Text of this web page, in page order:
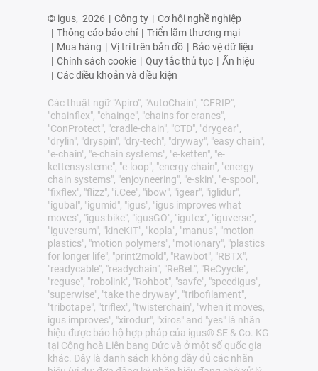
© igus, 2026 | Công ty | Cơ hội nghề nghiệp
| Thông cáo báo chí | Triển lãm thương mại
| Mua hàng | Vị trí trên bản đồ | Bảo vệ dữ liệu
| Chính sách cookie | Quy tắc thủ tục | Ấn hiệu
| Các điều khoản và điều kiện
Các thuật ngữ "Apiro", "AutoChain", "CFRIP",
"chainflex", "chainge", "chains for cranes",
"ConProtect", "cradle-chain", "CTD", "drygear",
"drylin", "dryspin", "dry-tech", "dryway", "easy chain",
"e-chain", "e-chain systems", "e-ketten", "e-
kettensysteme", "e-loop", "energy chain", "energy
chain systems", "enjoyneering", "e-skin", "e-spool",
"fixflex", "flizz", "i.Cee", "ibow", "igear", "iglidur",
"igubal", "igumid", "igus", "igus improves what
moves", "igus:bike", "igusGO", "igutex", "iguverse",
"iguversum", "kineKIT", "kopla", "manus", "motion
plastics", "motion polymers", "motionary", "plastics
for longer life", "print2mold", "Rawbot", "RBTX",
"readycable", "readychain", "ReBeL", "ReCyycle",
"reguse", "robolink", "Rohbot", "savfe", "speedigus",
"superwise", "take the dryway", "tribofilament",
"tribotape", "triflex", "twisterchain", "when it moves,
igus improves", "xirodur", "xiros" and "yes" là nhãn
hiệu được bảo hộ hợp pháp của igus® SE & Co. KG
tại Cộng hoà Liên bang Đức và ở một số quốc gia
khác. Đây là danh sách không đầy đủ các nhãn